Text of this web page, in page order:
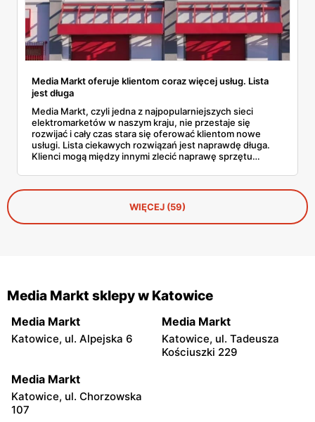
Media Markt oferuje klientom coraz więcej usług. Lista
jest długa
Media Markt, czyli jedna z najpopularniejszych sieci
elektromarketów w naszym kraju, nie przestaje się
rozwijać i cały czas stara się oferować klientom nowe
usługi. Lista ciekawych rozwiązań jest naprawdę długa.
Klienci mogą między innymi zlecić naprawę sprzętu
WIĘCEJ (59)
Media Markt sklepy w Katowice
Media Markt
Katowice, ul. Alpejska 6
Media Markt
Katowice, ul. Tadeusza
Kościuszki 229
Media Markt
Katowice, ul. Chorzowska
107